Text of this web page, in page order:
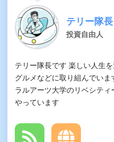
テリー隊長
投資自由人
テリー隊長です 楽しい人生
グルメなどに取り組んでい
ラルアーツ大学のリベシテ
やっています